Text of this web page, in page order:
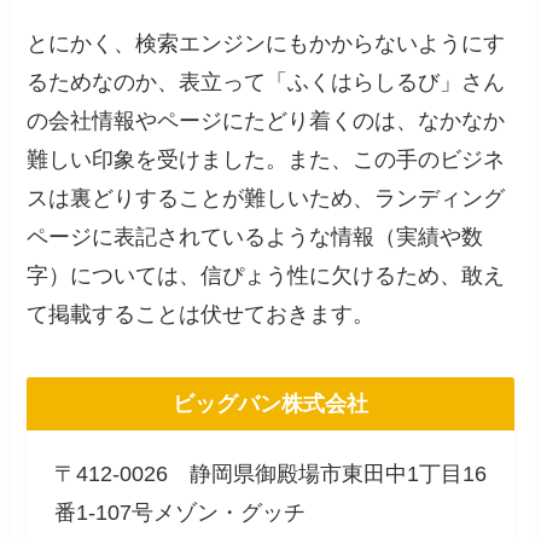
とにかく、検索エンジンにもかからないようにす
るためなのか、表立って「ふくはらしるび」さん
の会社情報やページにたどり着くのは、なかなか
難しい印象を受けました。また、この手のビジネ
スは裏どりすることが難しいため、ランディング
ページに表記されているような情報（実績や数
字）については、信ぴょう性に欠けるため、敢え
て掲載することは伏せておきます。
ビッグバン株式会社
〒412-0026 静岡県御殿場市東田中1丁目16
番1-107号メゾン・グッチ